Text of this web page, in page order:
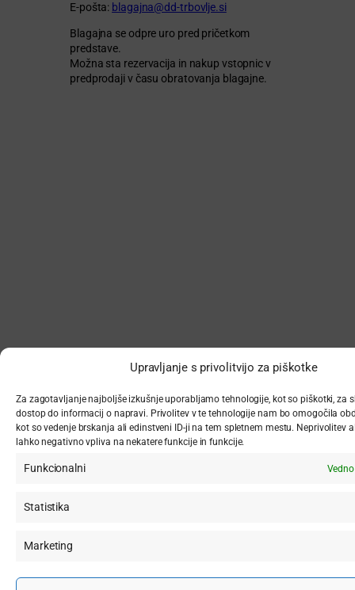
Upravljanje s privolitvijo za piškotke
Za zagotavljanje najboljše izkušnje uporabljamo tehnologije, kot so piškotki, za
dostop do informacij o napravi. Privolitev v te tehnologije nam bo omogočila
kot so vedenje brskanja ali edinstveni ID-ji na tem spletnem mestu. Neprivolitev
lahko negativno vpliva na nekatere funkcije in funkcije.
Funkcionalni
Statistika
Marketing
E-pošta: blagajna@dd-trbovlje.si
Blagajna se odpre uro pred pričetkom
predstave.
Možna sta rezervacija in nakup vstopnic v
predprodaji v času obratovanja blagajne.